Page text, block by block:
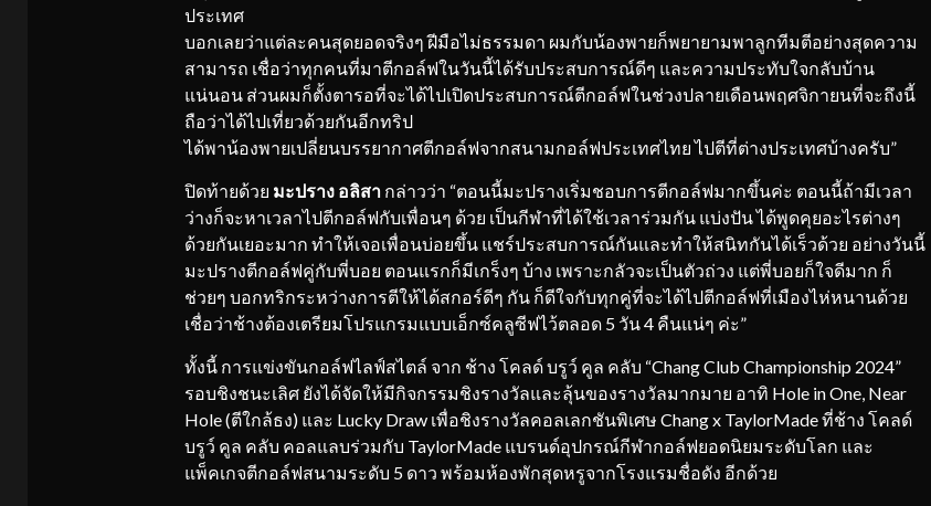
ประเทศ
บอกเลยว่าแต่ละคนสุดยอดจริงๆ ฝีมือไม่ธรรมดา ผมกับน้องพายก็พยายามพาลูกทีมตีอย่างสุดความ
สามารถ เชื่อว่าทุกคนที่มาตีกอล์ฟในวันนี้ได้รับประสบการณ์ดีๆ และความประทับใจกลับบ้าน
แน่นอน ส่วนผมก็ตั้งตารอที่จะได้ไปเปิดประสบการณ์ตีกอล์ฟในช่วงปลายเดือนพฤศจิกายนที่จะถึงนี้
ถือว่าได้ไปเที่ยวด้วยกันอีกทริป
ได้พาน้องพายเปลี่ยนบรรยากาศตีกอล์ฟจากสนามกอล์ฟประเทศไทย ไปตีที่ต่างประเทศบ้างครับ”
ปิดท้ายด้วย มะปราง อลิสา กล่าวว่า “ตอนนี้มะปรางเริ่มชอบการตีกอล์ฟมากขึ้นค่ะ ตอนนี้ถ้ามีเวลา
ว่างก็จะหาเวลาไปตีกอล์ฟกับเพื่อนๆ ด้วย เป็นกีฬาที่ได้ใช้เวลาร่วมกัน แบ่งปัน ได้พูดคุยอะไรต่างๆ
ด้วยกันเยอะมาก ทำให้เจอเพื่อนบ่อยขึ้น แชร์ประสบการณ์กันและทำให้สนิทกันได้เร็วด้วย อย่างวันนี้
มะปรางตีกอล์ฟคู่กับพี่บอย ตอนแรกก็มีเกร็งๆ บ้าง เพราะกลัวจะเป็นตัวถ่วง แต่พี่บอยก็ใจดีมาก ก็
ช่วยๆ บอกทริกระหว่างการตีให้ได้สกอร์ดีๆ กัน ก็ดีใจกับทุกคู่ที่จะได้ไปตีกอล์ฟที่เมืองไห่หนานด้วย
เชื่อว่าช้างต้องเตรียมโปรแกรมแบบเอ็กซ์คลูซีฟไว้ตลอด 5 วัน 4 คืนแน่ๆ ค่ะ”
ทั้งนี้ การแข่งขันกอล์ฟไลฟ์สไตล์ จาก ช้าง โคลด์ บรูว์ คูล คลับ “Chang Club Championship 2024”
รอบชิงชนะเลิศ ยังได้จัดให้มีกิจกรรมชิงรางวัลและลุ้นของรางวัลมากมาย อาทิ Hole in One, Near
Hole (ตีใกล้ธง) และ Lucky Draw เพื่อชิงรางวัลคอลเลกชันพิเศษ Chang x TaylorMade ที่ช้าง โคลด์
บรูว์ คูล คลับ คอลแลบร่วมกับ TaylorMade แบรนด์อุปกรณ์กีฬากอล์ฟยอดนิยมระดับโลก และ
แพ็คเกจตีกอล์ฟสนามระดับ 5 ดาว พร้อมห้องพักสุดหรูจากโรงแรมชื่อดัง อีกด้วย